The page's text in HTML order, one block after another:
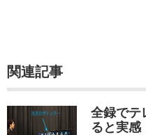
関連記事
全録でテ
ると実感